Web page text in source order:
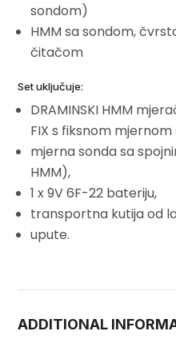
sondom)
HMM sa sondom,
čitačom
Set uključuje:
DRAMINSKI HMM
FIX s fiksnom
mjerna sonda sa
HMM),
1 x 9V 6F-22 bateriju,
transportna kutija od
upute.
ADDITIONAL